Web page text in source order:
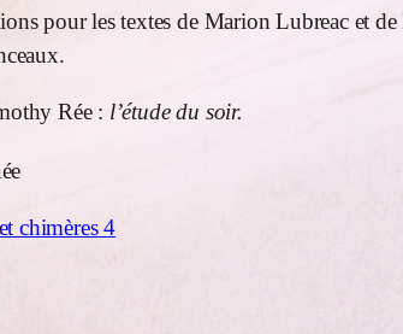
pour les textes de Marion Lubreac et
Rée : l’étude du soir.
chimères 4